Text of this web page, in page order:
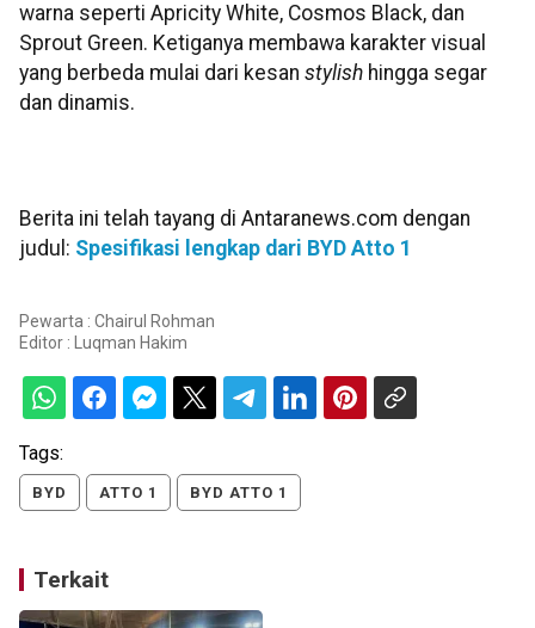
warna seperti Apricity White, Cosmos Black, dan
Sprout Green. Ketiganya membawa karakter visual
yang berbeda mulai dari kesan stylish hingga segar
dan dinamis.
Berita ini telah tayang di Antaranews.com dengan
judul: Spesifikasi lengkap dari BYD Atto 1
Pewarta : Chairul Rohman
Editor :
Luqman Hakim
Tags:
BYD ATTO 1 BYD ATTO 1
Terkait